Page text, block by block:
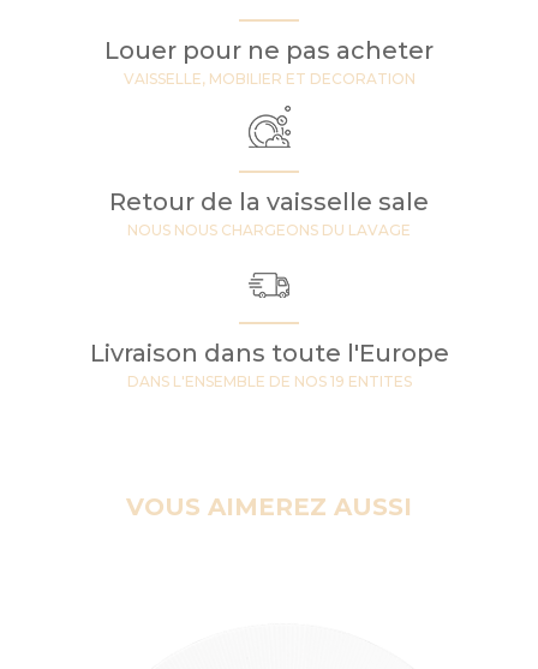
Louer pour ne pas acheter
VAISSELLE, MOBILIER ET DECORATION
Retour de la vaisselle sale
NOUS NOUS CHARGEONS DU LAVAGE
Livraison dans toute l'Europe
DANS L'ENSEMBLE DE NOS 19 ENTITES
VOUS AIMEREZ AUSSI